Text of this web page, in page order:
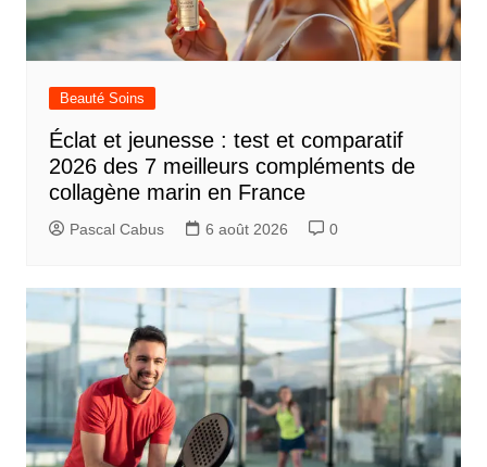
Beauté Soins
Éclat et jeunesse : test et comparatif
2026 des 7 meilleurs compléments de
collagène marin en France
Pascal Cabus 6 août 2026 0